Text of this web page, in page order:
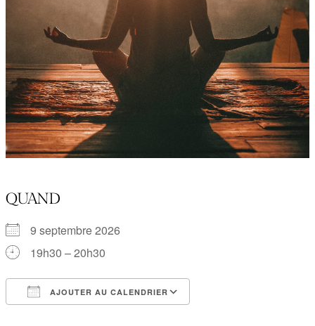
QUAND
9 septembre 2026
19h30 – 20h30
AJOUTER AU CALENDRIER